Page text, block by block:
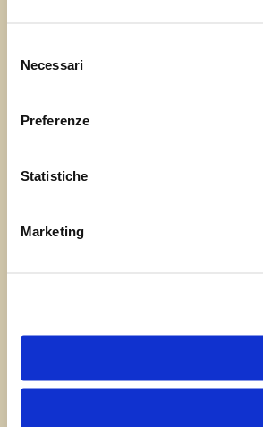
delNecessari
Preferenze
Statistiche
Marketing